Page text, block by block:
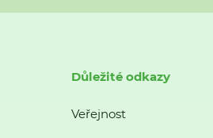
Důležité odkazy
Veřejnost